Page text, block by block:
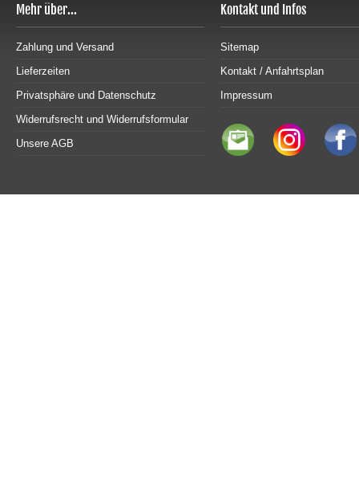
Mehr über...
Zahlung und Versand
Lieferzeiten
Privatsphäre und Datenschutz
Widerrufsrecht und Widerrufsformular
Unsere AGB
Kontakt und Infos
Sitemap
Kontakt / Anfahrtsplan
Impressum